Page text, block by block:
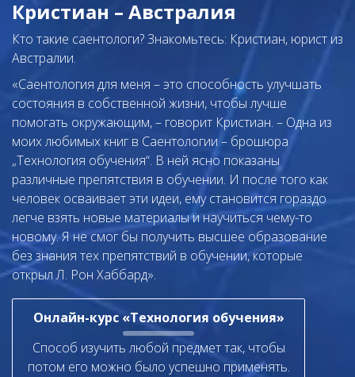
Кристиан – Австралия
Кто такие саентологи? Знакомьтесь: Кристиан, юрист из
Австралии.
«Саентология для меня – это способность улучшать
состояния в собственной жизни, чтобы лучше
помогать окружающим, – говорит Кристиан. – Одна из
моих любимых книг в Саентологии – брошюра
„Технология обучения“. В ней ясно показаны
различные препятствия в обучении. И после того как
человек осваивает эти идеи, ему становится гораздо
легче взять новые материалы и научиться чему-то
новому. Я не смог бы получить высшее образование
без знания тех препятствий в обучении, которые
открыл Л. Рон Хаббард».
Онлайн-курс «Технология обучения»
Способ изучить любой предмет так, чтобы
потом его можно было успешно применять.